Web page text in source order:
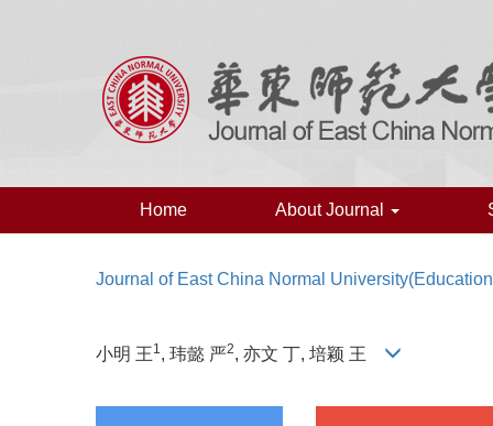
Home About Journal
Journal of East China Normal
小明 王1, 玮懿 严2, 亦文 丁, 培颖 王